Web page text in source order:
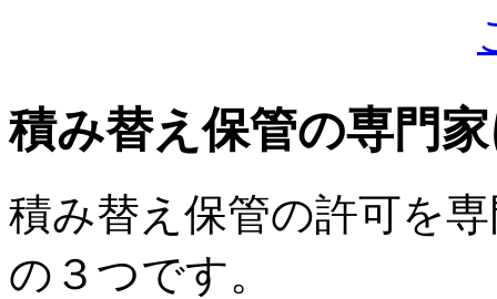
積み替え保管の専門
積み替え保管の許可を
の３つです。